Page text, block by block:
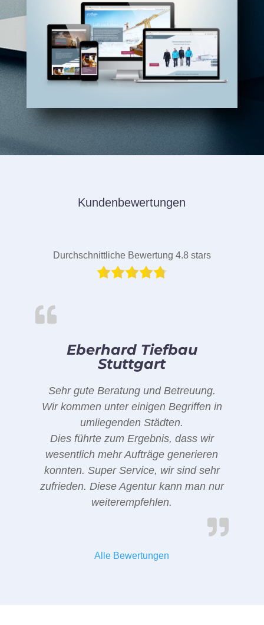
Kundenbewertungen
Durchschnittliche Bewertung 4.8 stars
Eberhard Tiefbau
Stuttgart
Sehr gute Beratung und Betreuung.
Wir kommen unter einigen Begriffen in
umliegenden Städten.
Dies führte zum Ergebnis, dass wir
wesentlich mehr Aufträge generieren
konnten. Super Service, wir sind sehr
zufrieden. Diese Agentur kann man nur
weiterempfehlen.
Alle Bewertungen